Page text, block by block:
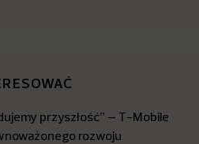
przyszłość” – T-Mobile
rozwoju